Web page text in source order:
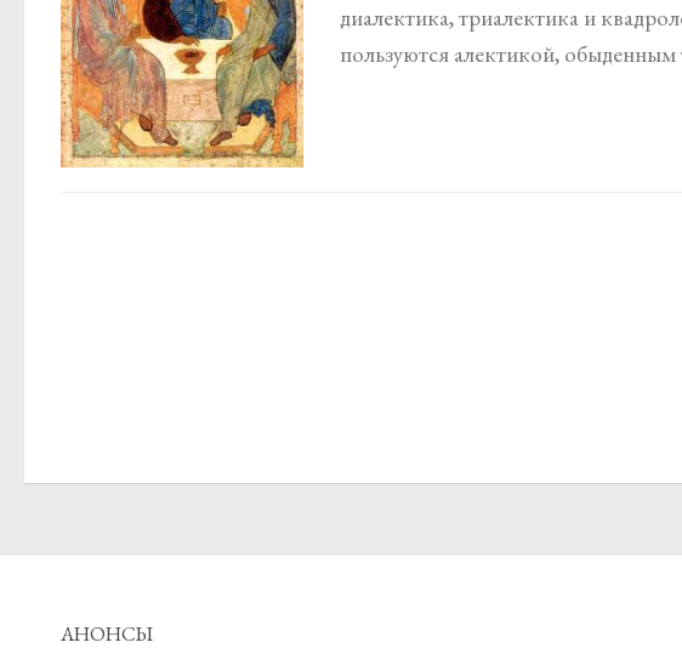
диалектика, триалектика и
пользуются алектикой,
АНОНСЫ